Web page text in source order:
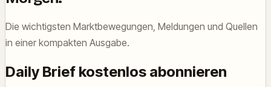
Die wichtigsten Marktbewegungen, Meldungen und Quellen
in einer kompakten Ausgabe.
Daily Brief kostenlos abonnieren